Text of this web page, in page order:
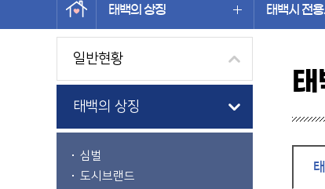
태백의 상징 태백시 전용
왼쪽메뉴
일반현황
태백의 상징
심벌
도시브랜드
태